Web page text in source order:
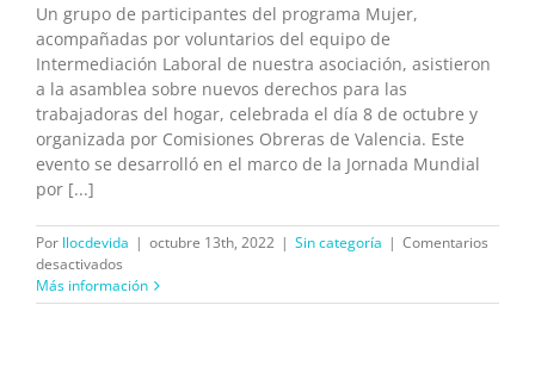
Un grupo de participantes del programa Mujer,
acompañadas por voluntarios del equipo de
Intermediación Laboral de nuestra asociación, asistieron
a la asamblea sobre nuevos derechos para las
trabajadoras del hogar, celebrada el día 8 de octubre y
organizada por Comisiones Obreras de Valencia. Este
evento se desarrolló en el marco de la Jornada Mundial
por [...]
Por llocdevida | octubre 13th, 2022 | Sin categoría | Comentarios
desactivados
LLOC
DE
Más información